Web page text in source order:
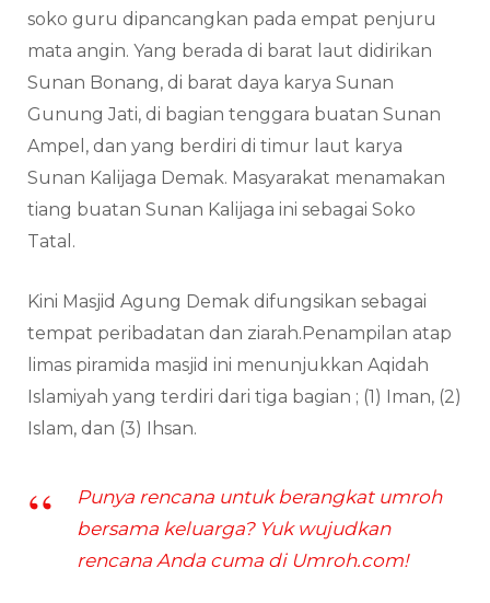
soko guru dipancangkan pada empat penjuru
mata angin. Yang berada di barat laut didirikan
Sunan Bonang, di barat daya karya Sunan
Gunung Jati, di bagian tenggara buatan Sunan
Ampel, dan yang berdiri di timur laut karya
Sunan Kalijaga Demak. Masyarakat menamakan
tiang buatan Sunan Kalijaga ini sebagai Soko
Tatal.
Kini Masjid Agung Demak difungsikan sebagai
tempat peribadatan dan ziarah.Penampilan atap
limas piramida masjid ini menunjukkan Aqidah
Islamiyah yang terdiri dari tiga bagian ; (1) Iman, (2)
Islam, dan (3) Ihsan.
Punya rencana untuk berangkat umroh
bersama keluarga? Yuk wujudkan
rencana Anda cuma di Umroh.com!